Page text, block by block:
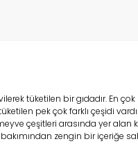
tüketilen bir gıdadır. En çok
pek çok farklı çeşidi
çeşitleri arasında yer alan
bakımından zengin bir içeriğe